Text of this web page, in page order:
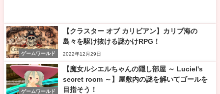
ゲームワールド
【クラスター オブ カリビアン】カリブ海の
島々を駆け抜ける謎かけRPG！
2022年12月29日
ゲームワールド
【魔女ルシエルちゃんの隠し部屋 ～ Luciel's
secret room ～】屋敷内の謎を解いてゴールを
目指そう！